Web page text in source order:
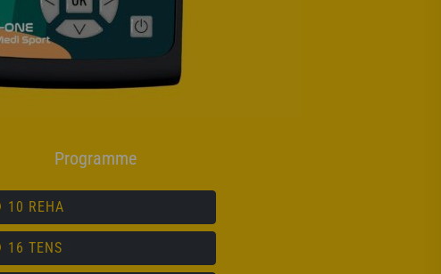
Programme
10 REHA
16 TENS